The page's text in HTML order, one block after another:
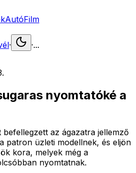
AutóFilm
· ·...
nyomtatóké a
az ágazatra jellemző
patron üzleti modellnek, és eljön
kora, melyek még a
nyomtatnak.